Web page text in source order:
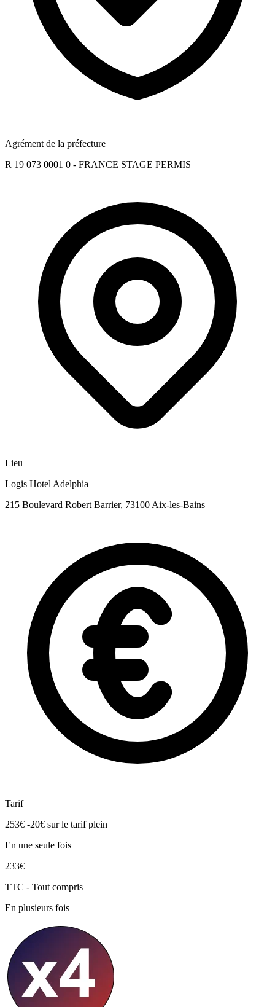
Agrément de la préfecture
R 19 073 0001 0 - FRANCE STAGE PERMIS
Lieu
Logis Hotel Adelphia
215 Boulevard Robert Barrier, 73100 Aix-les-Bains
Tarif
253€ -20€ sur le tarif plein
En une seule fois
233€
TTC - Tout compris
En plusieurs fois